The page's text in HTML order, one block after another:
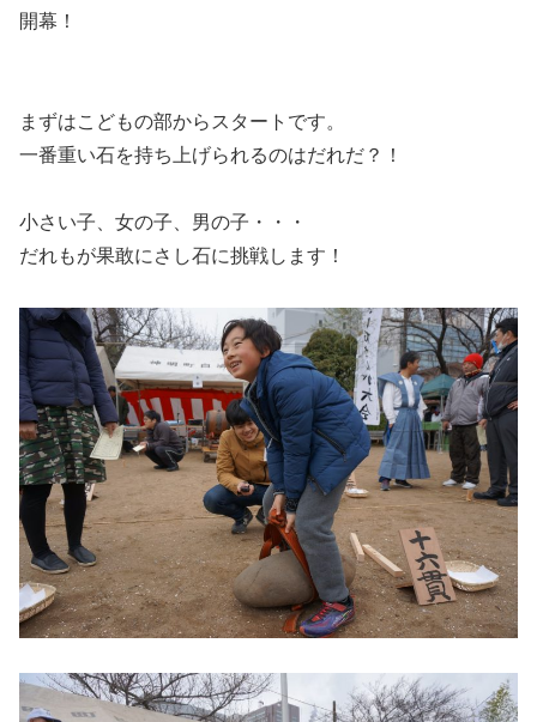
開幕！
まずはこどもの部からスタートです。
一番重い石を持ち上げられるのはだれだ？！
小さい子、女の子、男の子・・・
だれもが果敢にさし石に挑戦します！